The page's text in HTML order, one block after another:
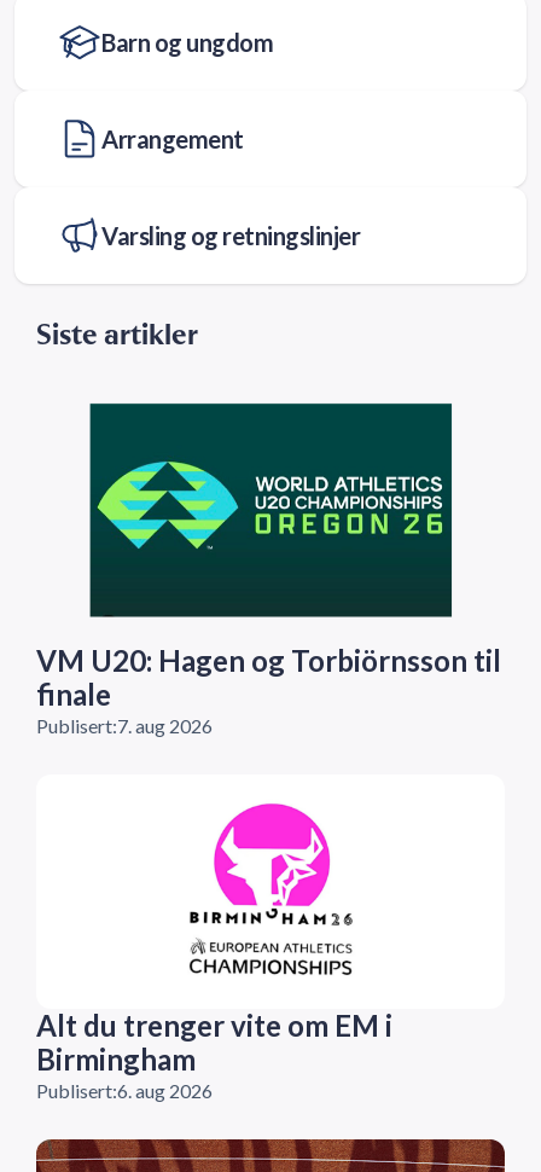
Barn og ungdom
Arrangement
Varsling og retningslinjer
Siste artikler
VM U20: Hagen og Torbiörnsson til
finale
Publisert:7. aug 2026
Alt du trenger vite om EM i
Birmingham
Publisert:6. aug 2026